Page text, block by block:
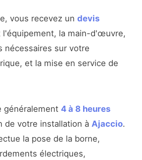
vous recevez un devis
l'équipement, la main-d'œuvre,
nécessaires sur votre
et la mise en service de
généralement 4 à 8 heures
de votre installation à Ajaccio.
la pose de la borne,
électriques,